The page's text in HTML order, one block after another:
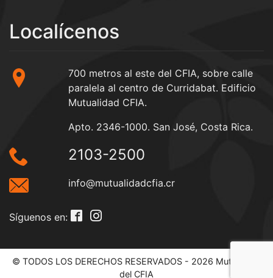
Localícenos
700 metros al este del CFIA, sobre calle
paralela al centro de Curridabat. Edificio
Mutualidad CFIA.
Apto. 2346-1000. San José, Costa Rica.
2103-2500
info@mutualidadcfia.cr
Síguenos en:
© TODOS LOS DERECHOS RESERVADOS - 2026 Mutualidad
del CFIA